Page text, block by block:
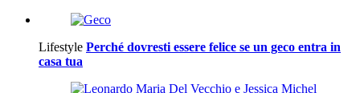
Lifestyle Perché dovresti essere felice se un geco entra in
casa tua